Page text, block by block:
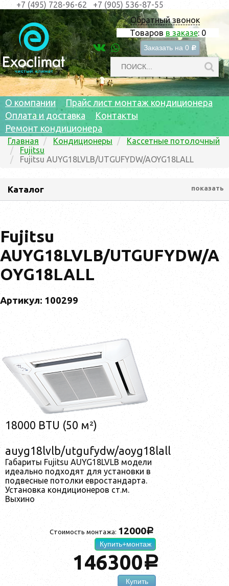
Обратный звонок
Товаров в заказе: 0
Заказать на 0 c
+7 (495) 728-96-62 +7 (905) 536-87-55
О компании
Прайс лист монтаж кондиционера
Оплата и доставка
Контакты
Ремонт кондиционера
Главная Кондиционеры
Кассетные потолочный
Fujitsu
Fujitsu AUYG18LVLB/UTGUFYDW/AOYG18LALL
Каталог показать
Fujitsu
AUYG18LVLB/UTGUFYDW/A
OYG18LALL
Артикул: 100299
18000 BTU (50 м²)
auyg18lvlb/utgufydw/aoyg18lall
Габариты Fujitsu AUYG18LVLB модели
идеально подходят для установки в
подвесные потолки евростандарта.
Установка кондиционеров ст.м.
Выхино
Стоимость монтажа: 12000a
Купить+монтаж
146300a
Купить